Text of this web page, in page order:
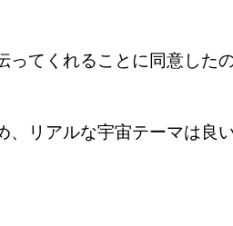
ってくれることに同意した
、リアルな宇宙テーマは良